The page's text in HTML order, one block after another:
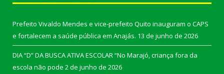
Prefeito Vivaldo Mendes e vice-prefeito Quito inauguram o CAPS
e fortalecem a saúde pública em Anajás. 13 de junho de 2026
DIA “D” DA BUSCA ATIVA ESCOLAR “No Marajó, criança fora da
escola não pode 2 de junho de 2026